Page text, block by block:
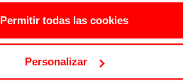
Permitir todas las cookies
Personalizar